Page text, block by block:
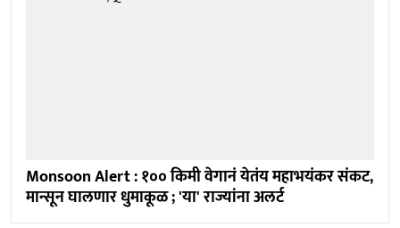
Monsoon Alert : १०० किमी वेगानं येतंय महाभयंकर संकट,
मान्सून घालणार धुमाकूळ ; 'या' राज्यांना अलर्ट